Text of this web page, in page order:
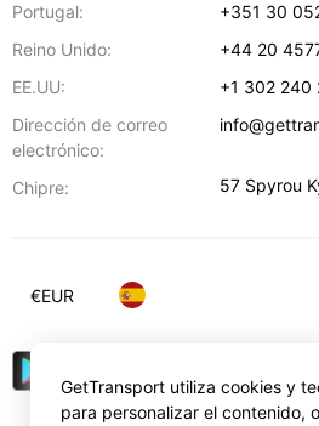
Portugal:
+351 30
Reino Unido:
+44 20
EE.UU:
+1 302 240
Dirección de correo
electrónico:
Chipre: 57 Spyrou
€EUR
GetTransport utiliza cookies y
para personalizar el contenido,